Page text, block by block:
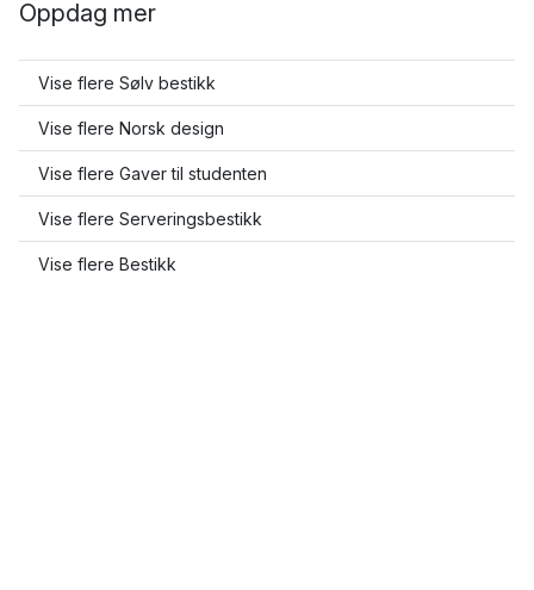
Oppdag mer
Vise flere Sølv bestikk
Vise flere Norsk design
Vise flere Gaver til studenten
Vise flere Serveringsbestikk
Vise flere Bestikk